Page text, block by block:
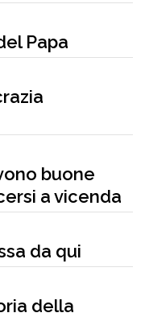
Papa
buone
a vicenda
da qui
della